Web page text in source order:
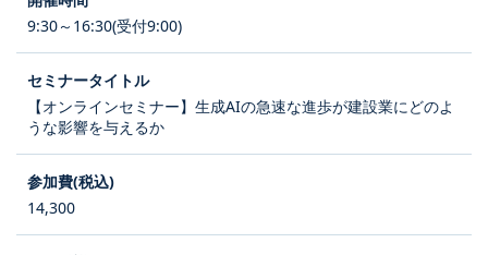
9:30～16:30(受付9:00)
【オンラインセミナー】生成AIの急速な進歩が建設業にどのよ
うな影響を与えるか
14,300